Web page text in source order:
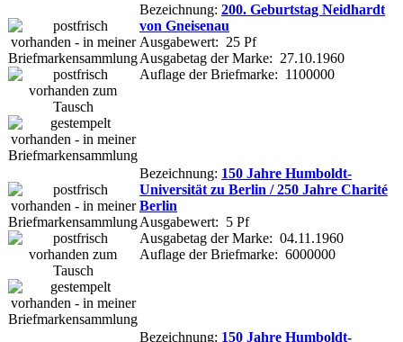
Bezeichnung: 200. Geburtstag Neidhardt
von Gneisenau
Ausgabewert: 25 Pf
Ausgabetag der Marke: 27.10.1960
Auflage der Briefmarke: 1100000
Bezeichnung: 150 Jahre Humboldt-
Universität zu Berlin / 250 Jahre Charité
Berlin
Ausgabewert: 5 Pf
Ausgabetag der Marke: 04.11.1960
Auflage der Briefmarke: 6000000
Bezeichnung: 150 Jahre Humboldt-